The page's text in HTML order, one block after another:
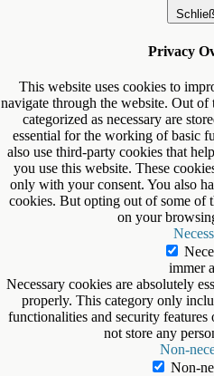
Privacy
This website uses cookies to
navigate through the website. Out of
categorized as necessary are
essential for the working of basic
also use third-party cookies that
you use this website. These
only with your consent. You also
cookies. But opting out of some of
on your
immer
Necessary cookies are absolutely
properly. This category only
functionalities and security
not store any
Non-
Non-